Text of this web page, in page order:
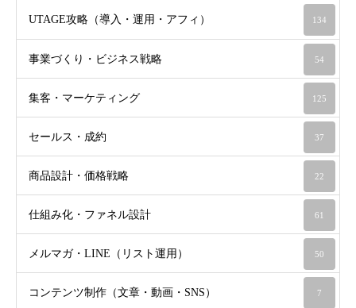
UTAGE攻略（導入・運用・アフィ） 134
事業づくり・ビジネス戦略 54
集客・マーケティング 125
セールス・成約 37
商品設計・価格戦略 22
仕組み化・ファネル設計 61
メルマガ・LINE（リスト運用） 50
コンテンツ制作（文章・動画・SNS） 7